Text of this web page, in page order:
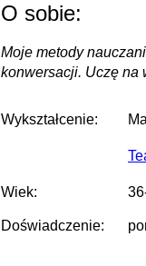
O sobie:
Moje metody
konwersacji. Uczę na
Wykształcenie:
Wiek:
Doświadczenie: